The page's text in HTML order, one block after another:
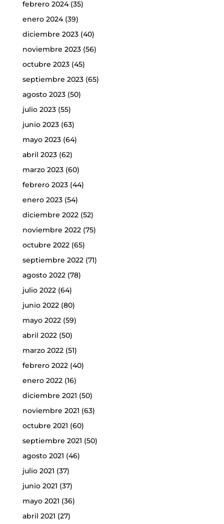
febrero 2024(35)
enero 2024(39)
diciembre 2023(40)
noviembre 2023(56)
octubre 2023(45)
septiembre 2023(65)
agosto 2023(50)
julio 2023(55)
junio 2023(63)
mayo 2023(64)
abril 2023(62)
marzo 2023(60)
febrero 2023(44)
enero 2023(54)
diciembre 2022(52)
noviembre 2022(75)
octubre 2022(65)
septiembre 2022(71)
agosto 2022(78)
julio 2022(64)
junio 2022(80)
mayo 2022(59)
abril 2022(50)
marzo 2022(51)
febrero 2022(40)
enero 2022(16)
diciembre 2021 (50)
noviembre 2021 (63)
octubre 2021 (60)
septiembre 2021 (50)
agosto 2021 (46)
julio 2021 (37)
junio 2021 (37)
mayo 2021 (36)
abril 2021 (27)